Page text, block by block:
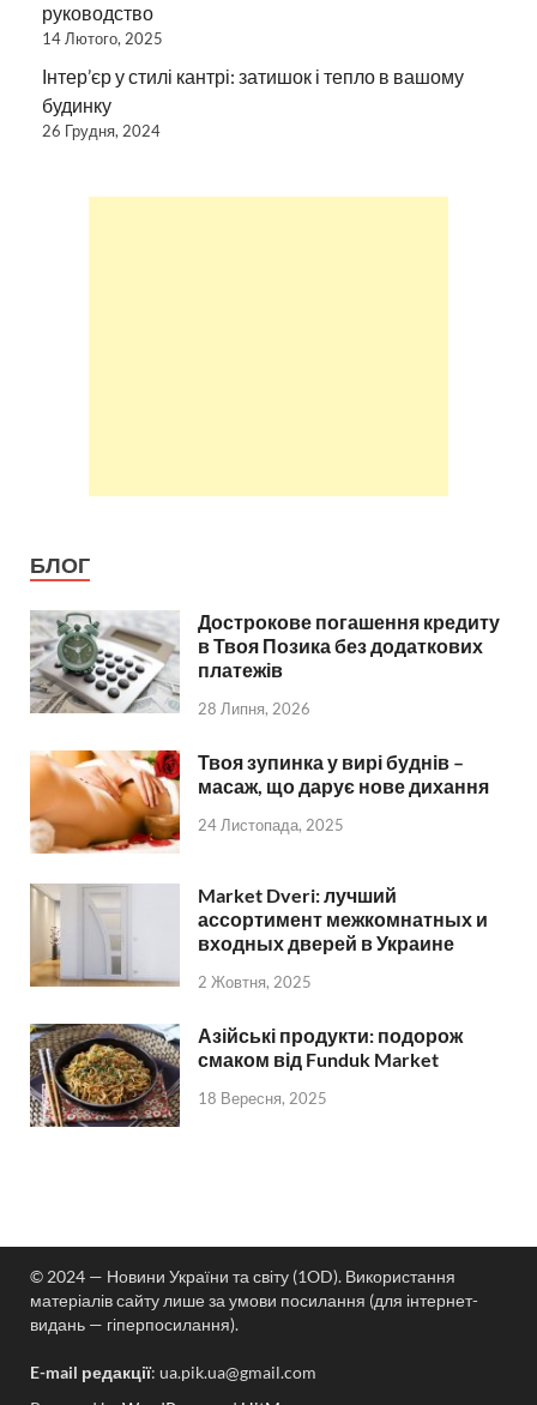
руководство
14 Лютого, 2025
Інтер’єр у стилі кантрі: затишок і тепло в вашому
будинку
26 Грудня, 2024
БЛОГ
Дострокове погашення кредиту
в Твоя Позика без додаткових
платежів
28 Липня, 2026
Твоя зупинка у вирі буднів –
масаж, що дарує нове дихання
24 Листопада, 2025
Market Dveri: лучший
ассортимент межкомнатных и
входных дверей в Украине
2 Жовтня, 2025
Азійські продукти: подорож
смаком від Funduk Market
18 Вересня, 2025
© 2024 — Новини України та світу (1OD). Використання
матеріалів сайту лише за умови посилання (для інтернет-
видань — гіперпосилання).
E-mail редакції: ua.pik.ua@gmail.com